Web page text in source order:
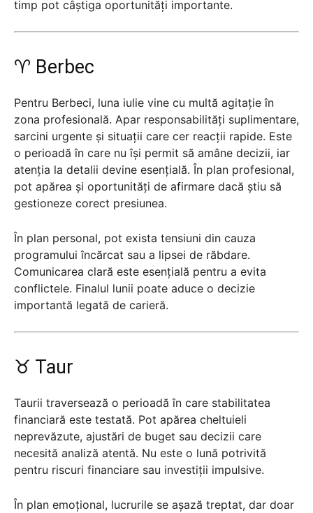
timp pot câștiga oportunități importante.
♈ Berbec
Pentru Berbeci, luna iulie vine cu multă agitație în
zona profesională. Apar responsabilități suplimentare,
sarcini urgente și situații care cer reacții rapide. Este
o perioadă în care nu își permit să amâne decizii, iar
atenția la detalii devine esențială. În plan profesional,
pot apărea și oportunități de afirmare dacă știu să
gestioneze corect presiunea.
În plan personal, pot exista tensiuni din cauza
programului încărcat sau a lipsei de răbdare.
Comunicarea clară este esențială pentru a evita
conflictele. Finalul lunii poate aduce o decizie
importantă legată de carieră.
♉ Taur
Taurii traversează o perioadă în care stabilitatea
financiară este testată. Pot apărea cheltuieli
neprevăzute, ajustări de buget sau decizii care
necesită analiză atentă. Nu este o lună potrivită
pentru riscuri financiare sau investiții impulsive.
În plan emoțional, lucrurile se așază treptat, dar doar